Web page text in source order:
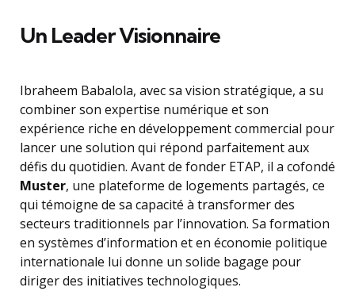
Un Leader Visionnaire
Ibraheem Babalola, avec sa vision stratégique, a su
combiner son expertise numérique et son
expérience riche en développement commercial pour
lancer une solution qui répond parfaitement aux
défis du quotidien. Avant de fonder ETAP, il a cofondé
Muster, une plateforme de logements partagés, ce
qui témoigne de sa capacité à transformer des
secteurs traditionnels par l’innovation. Sa formation
en systèmes d’information et en économie politique
internationale lui donne un solide bagage pour
diriger des initiatives technologiques.